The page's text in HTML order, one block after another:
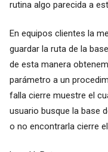
rutina algo parecida a
En equipos clientes la
guardar la ruta de la
de esta manera
parámetro a un
falla cierre muestre el
usuario busque la base
o no encontrarla cierre